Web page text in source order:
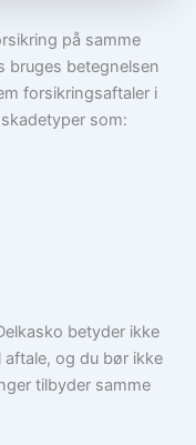
på samme
bruges betegnelsen
forsikringsaftaler i
som:
betyder ikke
og du bør ikke
tilbyder samme